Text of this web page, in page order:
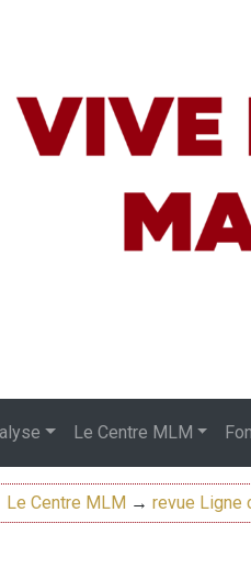
Le Centre MLM
Le Centre MLM → revue Ligne